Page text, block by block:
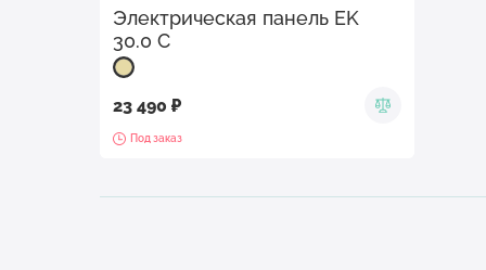
Электрическая панель EK
30.0 C
23 490 ₽
Под заказ